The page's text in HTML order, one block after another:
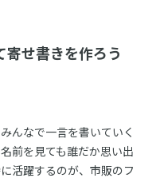
寄せ書きを作ろう
んなで一言を書いていく
前を見ても誰だか思い出
活躍するのが、市販のフ